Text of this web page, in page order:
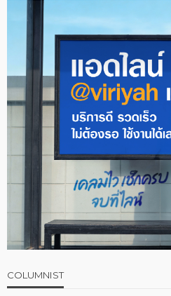
COLUMNIST